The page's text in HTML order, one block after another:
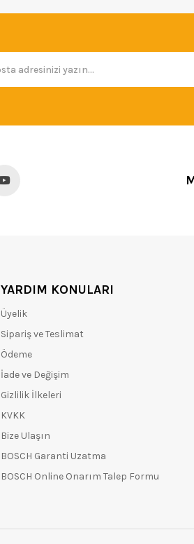
YARDIM KONULARI
Üyelik
Sipariş ve Teslimat
Ödeme
İade ve Değişim
Gizlilik İlkeleri
KVKK
Bize Ulaşın
BOSCH Garanti Uzatma
BOSCH Online Onarım Talep Formu